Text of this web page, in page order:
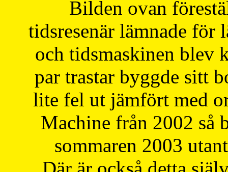
Bilden ovan
tidsresenär lämnade för
och tidsmaskinen blev
par trastar byggde sitt
lite fel ut jämfört med
Machine från 2002 så
sommaren 2003